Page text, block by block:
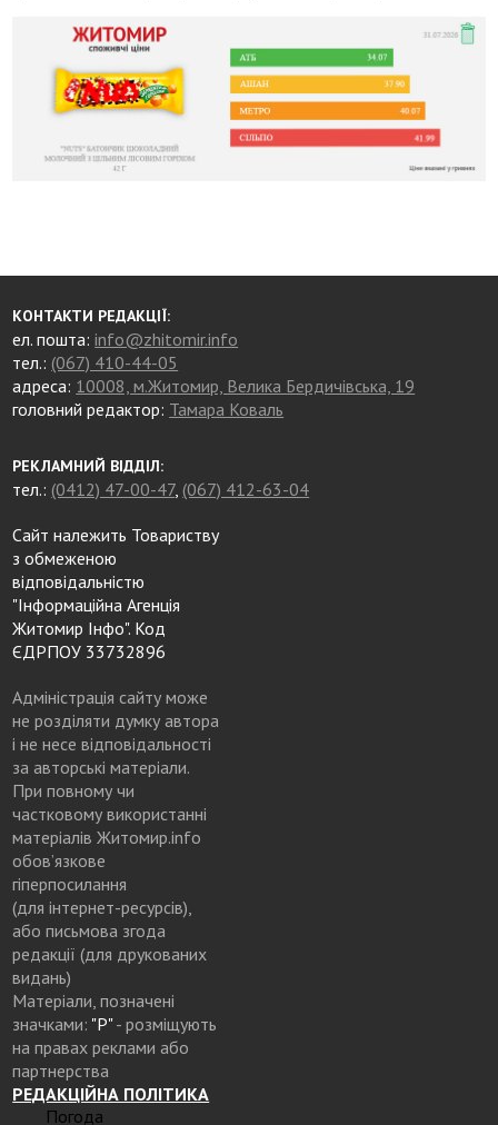
КОНТАКТИ РЕДАКЦІЇ:
ел. пошта:info@zhitomir.info
тел.: (067) 410-44-05
адреса: 10008, м.Житомир, Велика Бердичівська, 19
головний редактор: Тамара Коваль
РЕКЛАМНИЙ ВІДДІЛ:
тел.: (0412) 47-00-47, (067) 412-63-04
Сайт належить Товариству
з обмеженою
відповідальністю
"Інформаційна Агенція
Житомир Інфо". Код
ЄДРПОУ 33732896
Адміністрація сайту може
не розділяти думку автора
і не несе відповідальності
за авторські матеріали.
При повному чи
частковому використанні
матеріалів Житомир.info
обов’язкове
гіперпосилання
(для інтернет-ресурсів),
або письмова згода
редакції (для друкованих
видань)
Матеріали, позначені
значками: "Р"- розміщують
на правах реклами або
партнерства
РЕДАКЦІЙНА ПОЛІТИКА
Погода